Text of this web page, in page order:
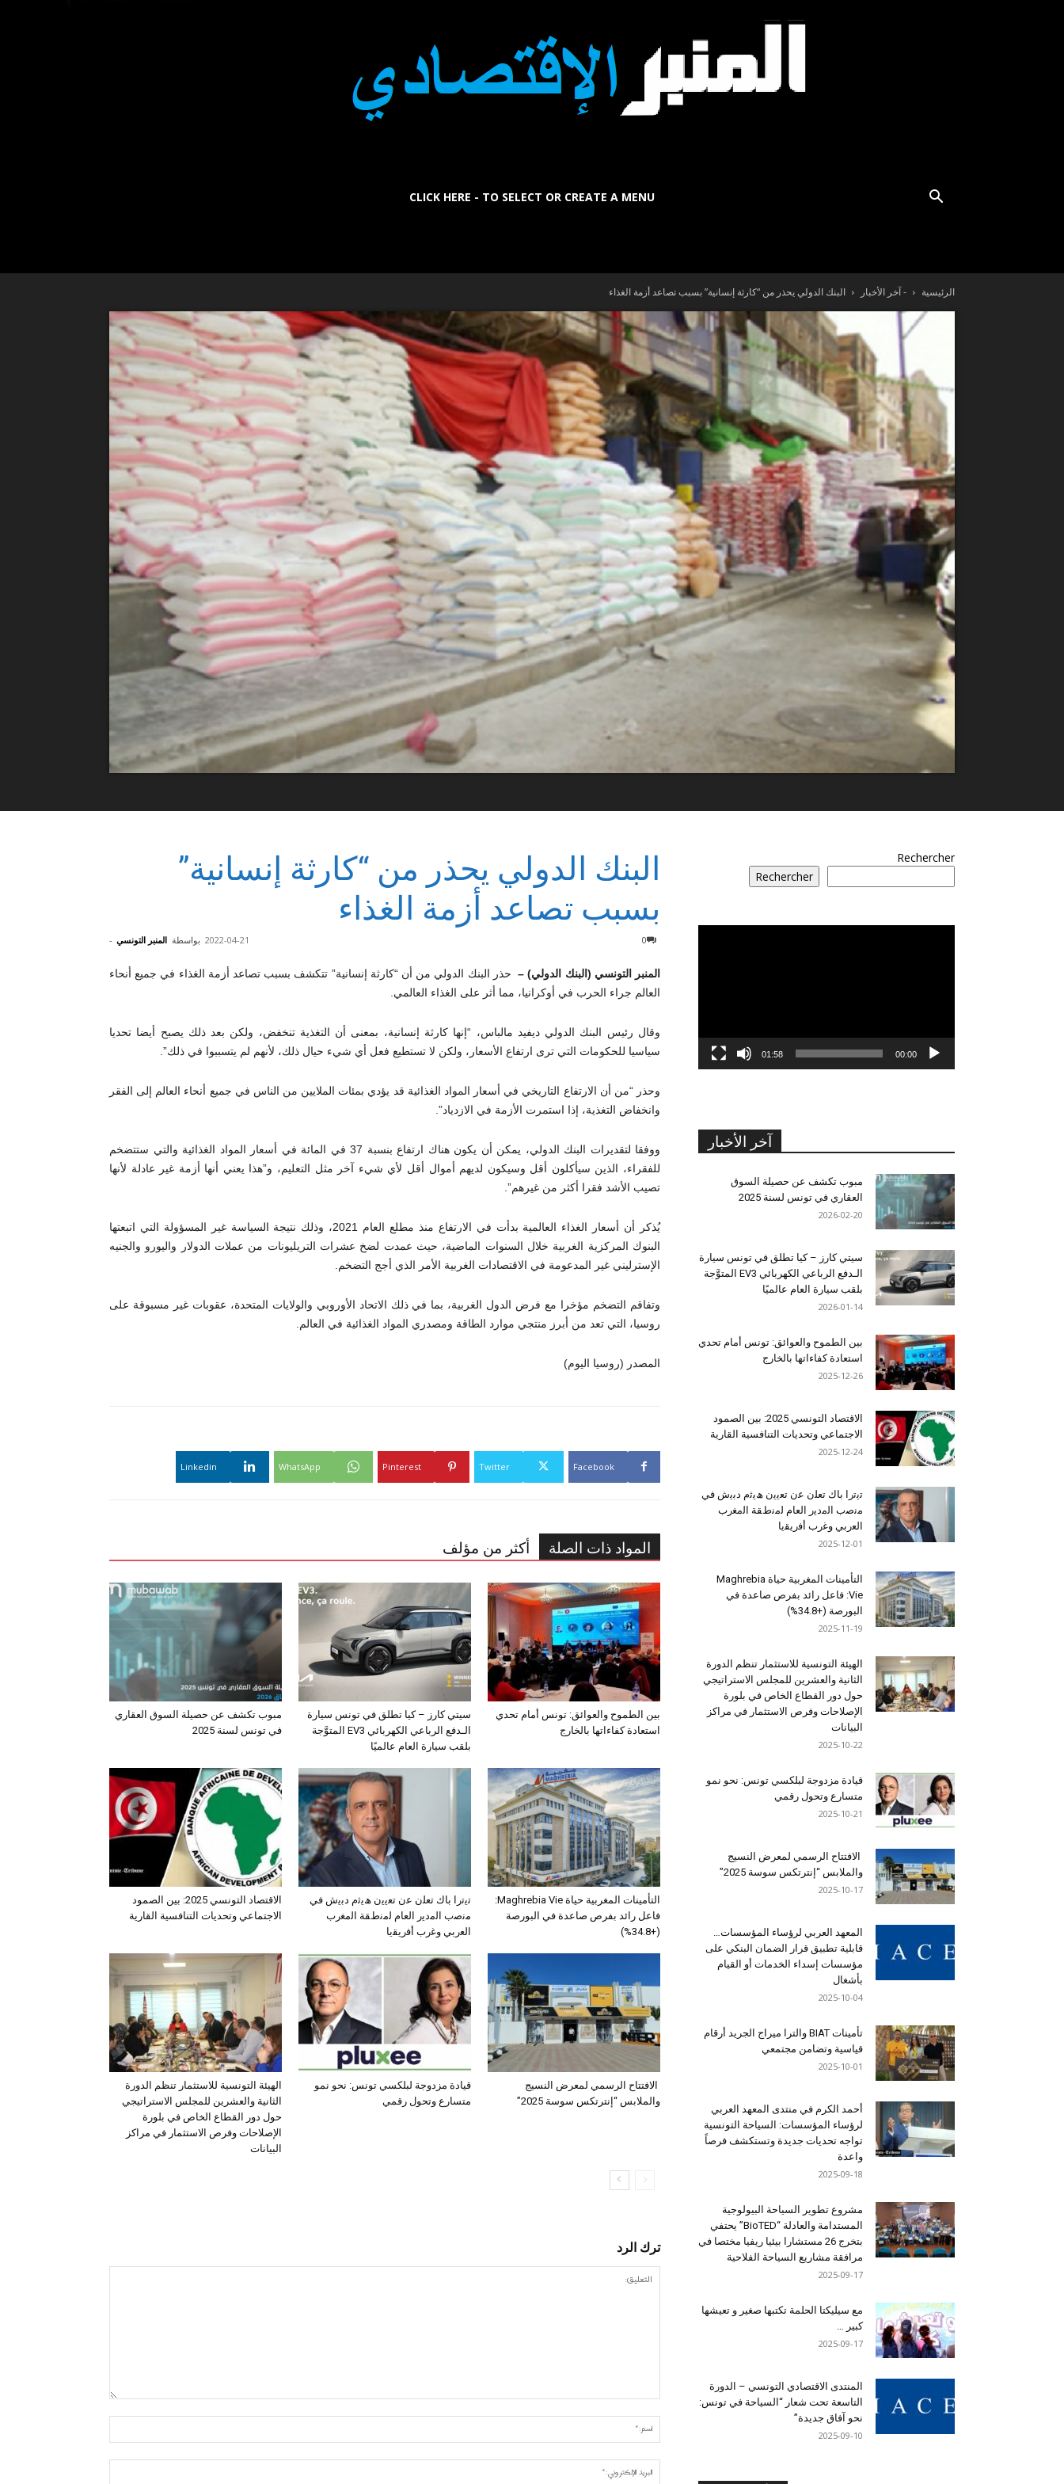
Tribune
بالعربي
CLICK HERE - TO SELECT OR CREATE A MENU
الرئيسية - آخر الأخبار البنك الدولي يحذر من “كارثة إنسانية” بسبب تصاعد أزمة الغذاء
البنك الدولي يحذر من “كارثة إنسانية”
بسبب تصاعد أزمة الغذاء
بواسطة المنبر التونسي - 2022-04-21 0
المنبر التونسي (البنك الدولي) – حذر البنك الدولي من أن “كارثة إنسانية” تتكشف بسبب تصاعد أزمة الغذاء في جميع أنحاء
العالم جراء الحرب في أوكرانيا، مما أثر على الغذاء العالمي.
وقال رئيس البنك الدولي ديفيد مالباس، “إنها كارثة إنسانية، بمعنى أن التغذية تنخفض، ولكن بعد ذلك يصبح أيضا تحديا
سياسيا للحكومات التي ترى ارتفاع الأسعار، ولكن لا تستطيع فعل أي شيء حيال ذلك، لأنهم لم يتسببوا في ذلك”.
وحذر “من أن الارتفاع التاريخي في أسعار المواد الغذائية قد يؤدي بمئات الملايين من الناس في جميع أنحاء العالم إلى الفقر
وانخفاض التغذية، إذا استمرت الأزمة في الازدياد”.
ووفقا لتقديرات البنك الدولي، يمكن أن يكون هناك ارتفاع بنسبة 37 في المائة في أسعار المواد الغذائية والتي ستتضخم
للفقراء، الذين سيأكلون أقل وسيكون لديهم أموال أقل لأي شيء آخر مثل التعليم، و”هذا يعني أنها أزمة غير عادلة لأنها
تصيب الأشد فقرا أكثر من غيرهم”.
يُذكر أن أسعار الغذاء العالمية بدأت في الارتفاع منذ مطلع العام 2021، وذلك نتيجة السياسة غير المسؤولة التي اتبعتها
البنوك المركزية الغربية خلال السنوات الماضية، حيث عمدت لضخ عشرات التريليونات من عملات الدولار واليورو والجنيه
الإسترليني غير المدعومة في الاقتصادات الغربية الأمر الذي أجج التضخم.
وتفاقم التضخم مؤخرا مع فرض الدول الغربية، بما في ذلك الاتحاد الأوروبي والولايات المتحدة، عقوبات غير مسبوقة على
روسيا، التي تعد من أبرز منتجي موارد الطاقة ومصدري المواد الغذائية في العالم.
المصدر (روسيا اليوم)
Facebook
Twitter
Pinterest
WhatsApp
Linkedin
المواد ذات الصلة أكثر من مؤلف
مبوب تكشف عن حصيلة السوق العقاري
في تونس لسنة 2025
سيتي كارز – كيا تطلق في تونس سيارة
الـدفع الرباعي الكهربائي EV3 المتوَّجة
بلقب سيارة العام عالميًا
بين الطموح والعوائق: تونس أمام تحدي
استعادة كفاءاتها بالخارج
الاقتصاد التونسي 2025: بين الصمود
الاجتماعي وتحديات التنافسية القارية
ﺗﯾﺗرا ﺑﺎك ﺗﻌﻠن ﻋن ﺗﻌﯾﯾن ھﯾﺛم دﺑﯾش ﻓﻲ
ﻣﻧﺻب اﻟﻣدﯾر اﻟﻌﺎم ﻟﻣﻧطﻘﺔ اﻟﻣﻐرب
اﻟﻌرﺑﻲ وﻏرب أﻓرﯾﻘﯾﺎ
التأمينات المغربية حياة Maghrebia Vie:
فاعل رائد بفرص صاعدة في البورصة
(+34.8%)
الهيئة التونسية للاستثمار تنظم الدورة
الثانية والعشرين للمجلس الاستراتيجي
حول دور القطاع الخاص في بلورة
الإصلاحات وفرص الاستثمار في مراكز
البيانات
قيادة مزدوجة لبلكسي تونس: نحو نمو
متسارع وتحول رقمي
الافتتاح الرسمي لمعرض النسيج
والملابس “إنترتكس سوسة 2025”
ترك الرد
Rechercher
Rechercher
00:00
01:58
آخر الأخبار
مبوب تكشف عن حصيلة السوق
العقاري في تونس لسنة 2025
2026-02-20
سيتي كارز – كيا تطلق في تونس سيارة
الـدفع الرباعي الكهربائي EV3 المتوَّجة
بلقب سيارة العام عالميًا
2026-01-14
بين الطموح والعوائق: تونس أمام تحدي
استعادة كفاءاتها بالخارج
2025-12-26
الاقتصاد التونسي 2025: بين الصمود
الاجتماعي وتحديات التنافسية القارية
2025-12-24
ﺗﯾﺗرا ﺑﺎك ﺗﻌﻠن ﻋن ﺗﻌﯾﯾن ھﯾﺛم دﺑﯾش ﻓﻲ
ﻣﻧﺻب اﻟﻣدﯾر اﻟﻌﺎم ﻟﻣﻧطﻘﺔ اﻟﻣﻐرب
اﻟﻌرﺑﻲ وﻏرب أﻓرﯾﻘﯾﺎ
2025-12-01
التأمينات المغربية حياة Maghrebia
Vie: فاعل رائد بفرص صاعدة في
البورصة (+34.8%)
2025-11-19
الهيئة التونسية للاستثمار تنظم الدورة
الثانية والعشرين للمجلس الاستراتيجي
حول دور القطاع الخاص في بلورة
الإصلاحات وفرص الاستثمار في مراكز
البيانات
2025-10-22
قيادة مزدوجة لبلكسي تونس: نحو نمو
متسارع وتحول رقمي
2025-10-21
الافتتاح الرسمي لمعرض النسيج
والملابس “إنترتكس سوسة 2025”
2025-10-17
المعهد العربي لرؤساء المؤسسات…
قابلية تطبيق قرار الضمان البنكي على
مؤسسات إسداء الخدمات أو القيام
بأشغال
2025-10-04
تأمينات BIAT والترا ميراج الجريد أرقام
قياسية وتضامن مجتمعي
2025-10-01
أحمد الكرم في منتدى المعهد العربي
لرؤساء المؤسسات: السياحة التونسية
تواجه تحديات جديدة وتستكشف فرصاً
واعدة
2025-09-18
مشروع تطوير السياحة البيولوجية
المستدامة والعادلة “BioTED” يحتفي
بتخرج 26 مستشارا بيئيا ريفيا مختصا في
مرافقة مشاريع السياحة الفلاحية
2025-09-17
مع سيليكتا الحلمة تكتبها صغير و تعيشها
كبير …
2025-09-17
المنتدى الاقتصادي التونسي – الدورة
التاسعة تحت شعار “السياحة في تونس:
نحو آفاق جديدة”
2025-09-10